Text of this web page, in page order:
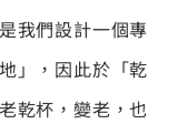
我們設計一個專
」，因此於「乾
乾杯，變老，也